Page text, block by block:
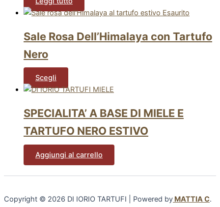
Esaurito
Sale Rosa Dell’Himalaya con Tartufo
Nero
Scegli
SPECIALITA’ A BASE DI MIELE E
TARTUFO NERO ESTIVO
Aggiungi al carrello
Copyright © 2026 DI IORIO TARTUFI | Powered by MATTIA C.